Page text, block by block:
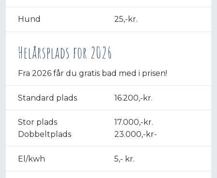
Hund 25,-kr.
Helårsplads for 2026
Fra 2026 får du gratis bad med i prisen!​
Standard plads​ 16.200,-kr.​
Stor plads​
Dobbeltplads
17.000,-kr.​
23.000,-kr-
El/kwh 5,- kr.